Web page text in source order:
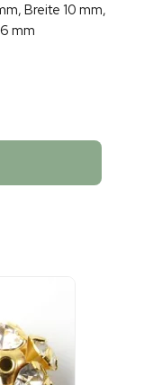
Breite 10 mm,
mm